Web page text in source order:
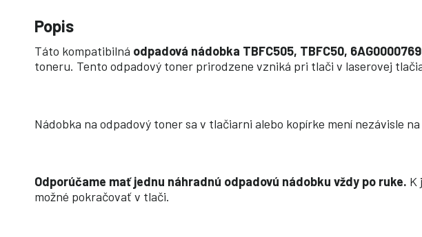
Popis
Táto kompatibilná odpadová nádobka TBFC505, TBFC50,
toneru. Tento odpadový toner prirodzene vzniká pri tlači v laserovej
Nádobka na odpadový toner sa v tlačiarni alebo kopírke mení nezávisle
Odporúčame mať jednu náhradnú odpadovú nádobku vždy po ruke. K
možné pokračovať v tlači.